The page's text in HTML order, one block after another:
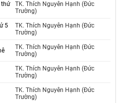
thứ
TK. Thích Nguyên Hạnh (Đức
Trường)
5
TK. Thích Nguyên Hạnh (Đức
Trường)
TK. Thích Nguyên Hạnh (Đức
Trường)
TK. Thích Nguyên Hạnh (Đức
Trường)
TK. Thích Nguyên Hạnh (Đức
Trường)